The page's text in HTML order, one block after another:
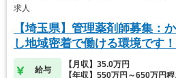
求人
【埼玉県】管理薬剤師募集：
し地域密着で働ける環境です
給与
【月収】35.0万円
【年収】550万円～650万円